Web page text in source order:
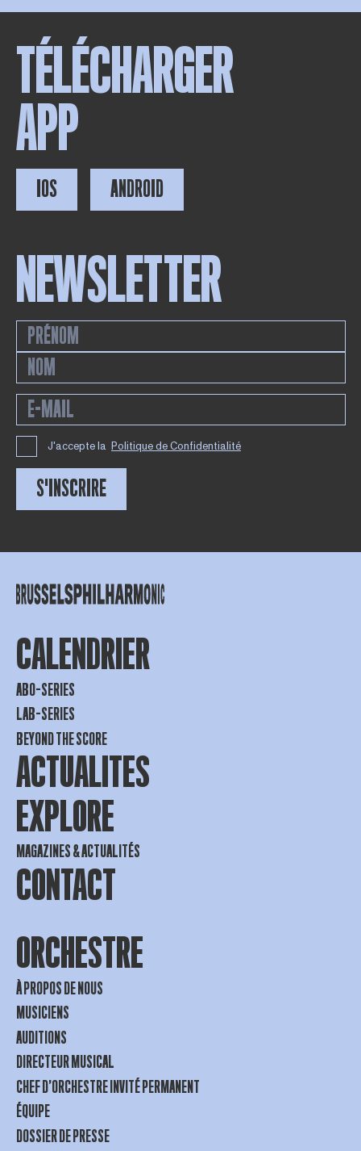
TÉLÉCHARGER
APP
IOS ANDROID
NEWSLETTER
J'accepte la Politique de Confidentialité
S'INSCRIRE
CALENDRIER
ABO-SERIES
LAB-SERIES
BEYOND THE SCORE
ACTUALITES
EXPLORE
MAGAZINES & ACTUALITÉS
CONTACT
ORCHESTRE
À PROPOS DE NOUS
MUSICIENS
AUDITIONS
DIRECTEUR MUSICAL
CHEF D’ORCHESTRE INVITÉ PERMANENT
ÉQUIPE
DOSSIER DE PRESSE